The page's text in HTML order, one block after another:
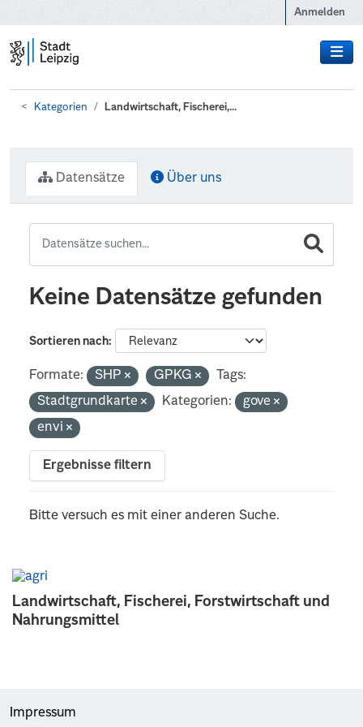
Anmelden
Kategorien Landwirtschaft, Fischerei,...
Landwirtschaft, Fischerei, Forstwirtschaft und
Nahrungsmittel
Datensätze Über uns
Keine Datensätze gefunden
Sortieren nach
Formate: SHP GPKG
Tags:
Stadtgrundkarte
Kategorien:
gove
envi
Ergebnisse filtern
Bitte versuch es mit einer anderen Suche.
Impressum